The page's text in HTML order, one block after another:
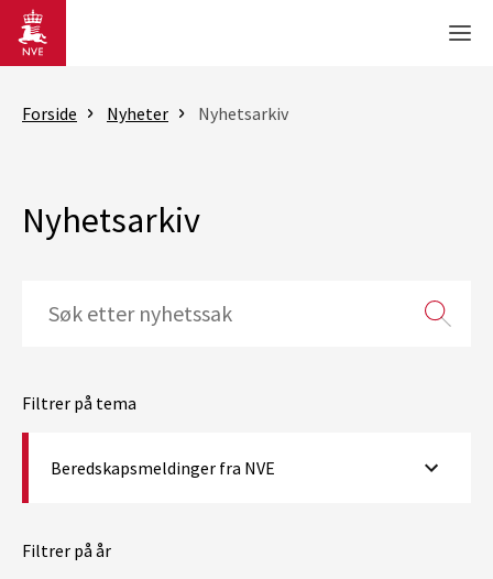
Gå til hovedinnhold
Forside Nyheter Nyhetsarkiv
Nyhetsarkiv
Filtrer på tema
Beredskapsmeldinger fra NVE
Filtrer på år